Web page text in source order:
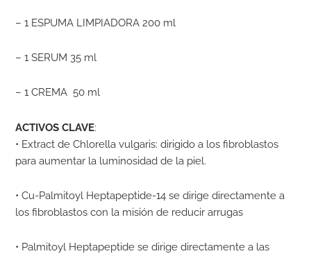
– 1 ESPUMA LIMPIADORA 200 ml
– 1 SERUM 35 ml
– 1 CREMA 50 ml
ACTIVOS CLAVE:
• Extract de Chlorella vulgaris: dirigido a los fibroblastos
para aumentar la luminosidad de la piel.
• Cu-Palmitoyl Heptapeptide-14 se dirige directamente a
los fibroblastos con la misión de reducir arrugas
• Palmitoyl Heptapeptide se dirige directamente a las